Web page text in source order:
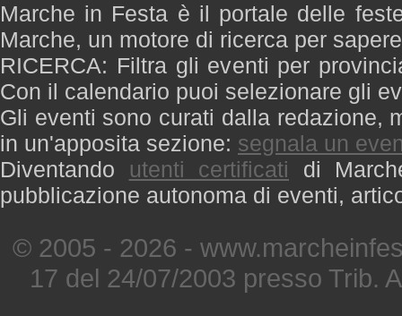
Marche in Festa è il portale delle
Marche, un motore di ricerca per
RICERCA: Filtra gli eventi per
Con il calendario puoi selezionare gli
Gli eventi sono curati dalla redazione,
in un'apposita sezione: segnala un
Diventando utenti certificati di
pubblicazione autonoma di eventi,
© 2005 - 2026 -
17 del 24/07/2003 presso Trib.